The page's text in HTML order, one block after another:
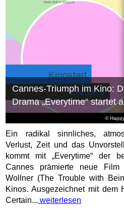
©
Cannes-Triumph im Kino:
Drama „Everytime“ startet
Ein radikal sinnliches,
Verlust, Zeit und das
kommt mit „Everytime“ der
Cannes prämierte neue Film
Wollner (The Trouble with
Kinos. Ausgezeichnet mit dem
Certain... weiterlesen